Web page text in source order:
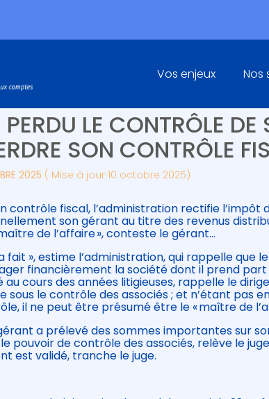
Principal
Vos enjeux Nos
D’UN
LE CONTRÔLE DE
SON CONTRÔLE
2025 ( Mise à jour 10 octobre 2025)
contrôle fiscal, l’administration rectifie
son gérant au titre des revenus
de l’affaire », conteste le gérant…
a fait », estime l’administration, qui rappelle que
financièrement la société dont il prend part
au cours des années litigieuses, rappelle le
sous le contrôle des associés ; et n’étant pas
il ne peut être présumé être le « maître de
a prélevé des sommes importantes sur
pouvoir de contrôle des associés, relève le
est validé, tranche le juge.